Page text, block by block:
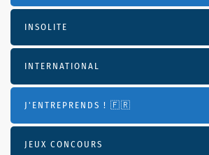
INSOLITE
INTERNATIONAL
J'ENTREPRENDS ! 🇫🇷
JEUX CONCOURS